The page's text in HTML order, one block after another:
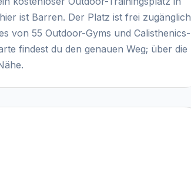
ist Barren. Der Platz ist frei zugänglich
von 55 Outdoor-Gyms und Calisthenics-
findest du den genauen Weg; über die